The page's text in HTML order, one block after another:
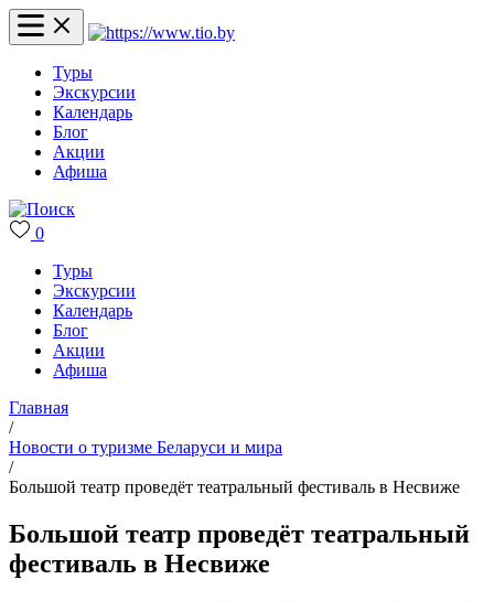
Туры
Экскурсии
Календарь
Блог
Акции
Афиша
0
Туры
Экскурсии
Календарь
Блог
Акции
Афиша
Главная
/
Новости о туризме Беларуси и мира
/
Большой театр проведёт театральный фестиваль в Несвиже
Большой театр проведёт театральный
фестиваль в Несвиже